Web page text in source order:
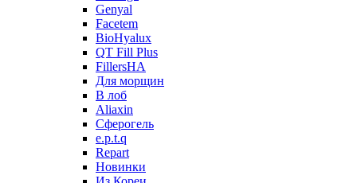
Genyal
Facetem
BioHyalux
QT Fill Plus
FillersHA
Для морщин
В лоб
Aliaxin
Сферогель
e.p.t.q
Repart
Новинки